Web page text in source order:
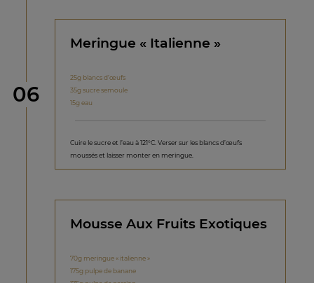
étape
06
Meringue « Italienne »
25g blancs d’œufs
35g sucre semoule
15g eau
Cuire le sucre et l’eau à 121°C. Verser sur les blancs d’œufs
moussés et laisser monter en meringue.
Mousse Aux Fruits Exotiques
70g meringue « italienne »
175g pulpe de banane